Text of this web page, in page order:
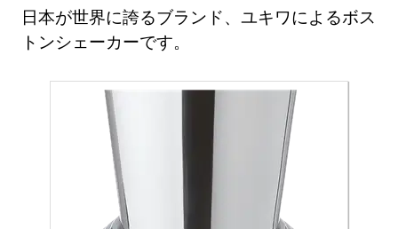
日本が世界に誇るブランド、ユキワによるボス
トンシェーカーです。